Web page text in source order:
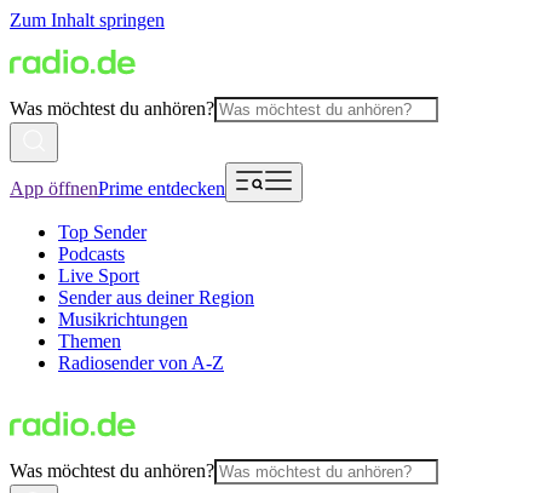
Zum Inhalt springen
Was möchtest du anhören?
App öffnenPrime entdecken
Top Sender
Podcasts
Live Sport
Sender aus deiner Region
Musikrichtungen
Themen
Radiosender von A-Z
Was möchtest du anhören?